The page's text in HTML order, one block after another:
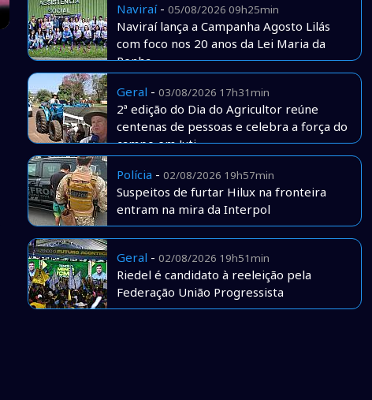
Naviraí- 05/08/2026 09h25min
Naviraí lança a Campanha Agosto Lilás
com foco nos 20 anos da Lei Maria da
Penha
Geral - 03/08/2026 17h31min
2ª edição do Dia do Agricultor reúne
centenas de pessoas e celebra a força do
campo em Juti
Polícia - 02/08/2026 19h57min
Suspeitos de furtar Hilux na fronteira
entram na mira da Interpol
Geral - 02/08/2026 19h51min
Riedel é candidato à reeleição pela
Federação União Progressista